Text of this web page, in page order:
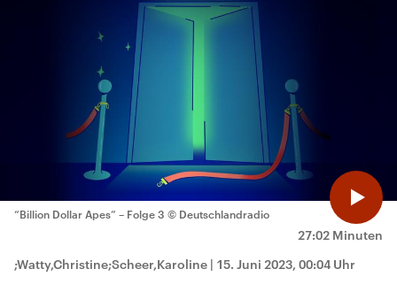
27:02 Minuten
“Billion Dollar Apes” – Folge 3 © Deutschlandradio
;Watty,Christine;Scheer,Karoline | 15. Juni 2023, 00:04 Uhr